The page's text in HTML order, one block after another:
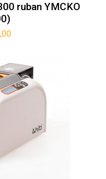
ruban YMCKO